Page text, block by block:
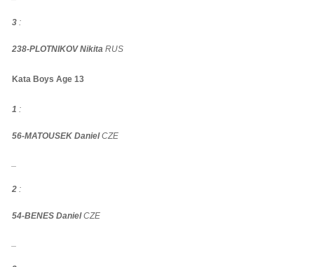
3 :
238-PLOTNIKOV Nikita RUS
Kata Boys Age 13
1 :
56-MATOUSEK DanielCZE
2 :
54-BENES DanielCZE